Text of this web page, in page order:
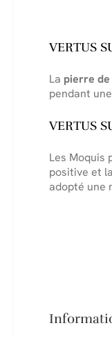
VERTUS
La pierre
pendant
VERTUS
Les Moquis
positive et
adopté une